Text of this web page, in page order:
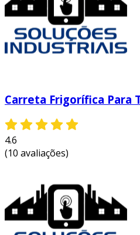
Carreta Frigorífica Para
4.6
(10 avaliações)